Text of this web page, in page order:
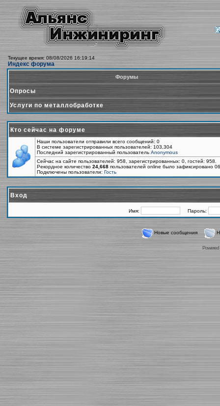
Текущее время: 08/08/2026 16:19:14
Индекс форума
Форумы
Опросы
Услуги по металлобработке
Кто сейчас на форуме
Наши пользователи отправили всего сообщений: 0
В системе зарегистрированных пользователей: 103,304
Последний зарегистрированный пользователь Anonymous
Сейчас на сайте пользователей: 958, зарегистрированных: 0, гостей:
Рекордное количество 24,668 пользователей online было зафиксировано
Подключены пользователи: Гость
Вход
Имя: Пароль:
Новые сообщения